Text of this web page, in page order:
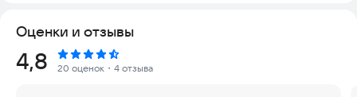
Ты можешь беседовать с Томом, играть с ним, тыкать в него
пальцем, одевать в стильные наряды и менять его жилище.
Также можно записывать смешные видео и делиться ими с
Оценки и отзывы
Рейтинг:
4,8 20 оценок ・4 отзыва